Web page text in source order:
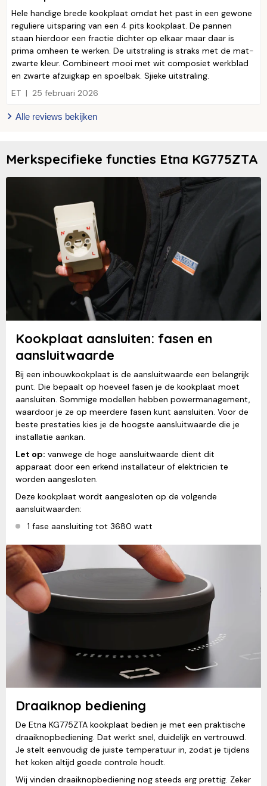
Hele handige brede kookplaat omdat het past in een gewone
reguliere uitsparing van een 4 pits kookplaat. De pannen
staan hierdoor een fractie dichter op elkaar maar daar is
prima omheen te werken. De uitstraling is straks met de mat-
zwarte kleur. Combineert mooi met wit composiet werkblad
en zwarte afzuigkap en spoelbak. Sjieke uitstraling.
ET
25 februari 2026
Alle reviews bekijken
Merkspecifieke functies Etna KG775ZTA
Kookplaat aansluiten: fasen en
aansluitwaarde
Bij een inbouwkookplaat is de aansluitwaarde een belangrijk
punt. Die bepaalt op hoeveel fasen je de kookplaat moet
aansluiten. Sommige modellen hebben powermanagement,
waardoor je ze op meerdere fasen kunt aansluiten. Voor de
beste prestaties kies je de hoogste aansluitwaarde die je
installatie aankan.
Let op: vanwege de hoge aansluitwaarde dient dit
apparaat door een erkend installateur of elektricien te
worden aangesloten.
Deze kookplaat wordt aangesloten op de volgende
aansluitwaarden:
1 fase aansluiting tot 3680 watt
Draaiknop bediening
De Etna KG775ZTA kookplaat bedien je met een praktische
draaiknopbediening. Dat werkt snel, duidelijk en vertrouwd.
Je stelt eenvoudig de juiste temperatuur in, zodat je tijdens
het koken altijd goede controle houdt.
Wij vinden draaiknopbediening nog steeds erg prettig. Zeker